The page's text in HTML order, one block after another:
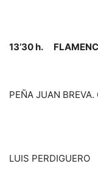
13’30 h.
PEÑA JUAN
LUIS PERDIGUERO